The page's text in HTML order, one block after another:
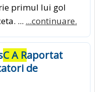
primul lui gol
... ...continuare.
C A Raportat
de